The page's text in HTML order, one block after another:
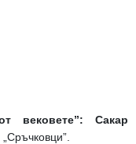
вековете”: Сакар